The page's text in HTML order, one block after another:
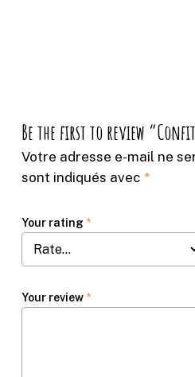
Be the first to review
Votre adresse e-mail ne
sont indiqués avec *
Your rating *
Your review *